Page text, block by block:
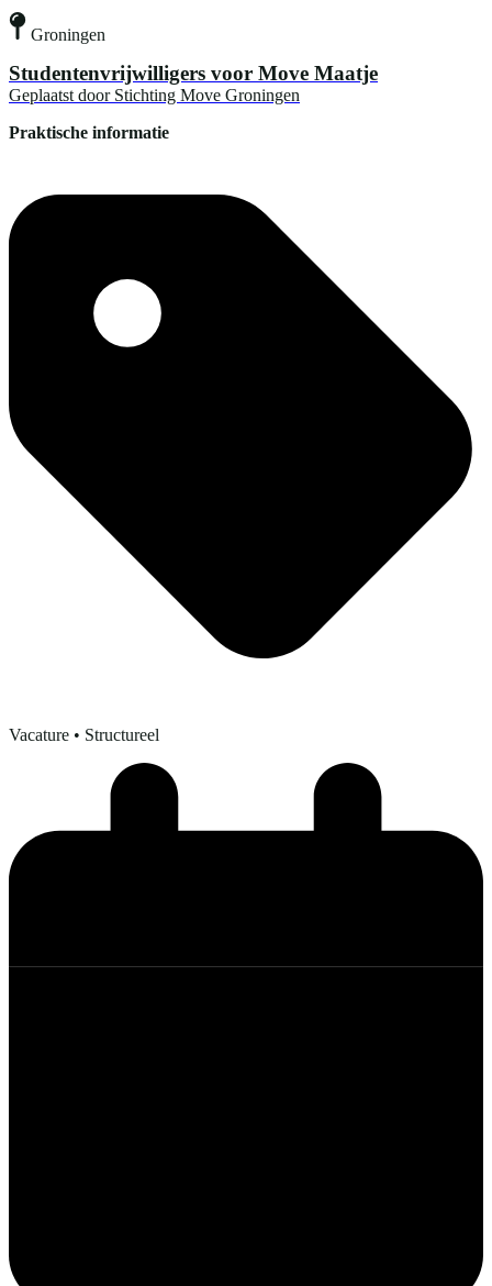
Groningen
Studentenvrijwilligers voor Move Maatje
Geplaatst door Stichting Move Groningen
Praktische informatie
Vacature • Structureel